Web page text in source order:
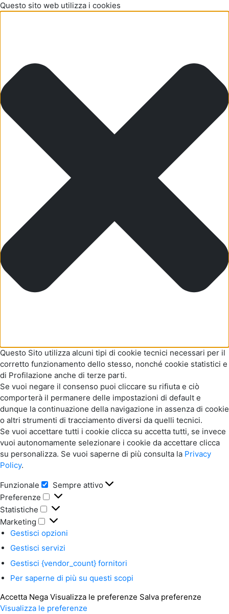
Questo sito web utilizza i cookies
Questo Sito utilizza alcuni tipi di cookie tecnici necessari per il
corretto funzionamento dello stesso, nonché cookie statistici e
di Profilazione anche di terze parti.
Se vuoi negare il consenso puoi cliccare su rifiuta e ciò
comporterà il permanere delle impostazioni di default e
dunque la continuazione della navigazione in assenza di cookie
o altri strumenti di tracciamento diversi da quelli tecnici.
Se vuoi accettare tutti i cookie clicca su accetta tutti, se invece
vuoi autonomamente selezionare i cookie da accettare clicca
su personalizza. Se vuoi saperne di più consulta la Privacy
Policy.
Funzionale Funzionale
Sempre attivo
Preferenze
Preferenze
Statistiche
Statistiche
Marketing
Marketing
Gestisci opzioni
Gestisci servizi
Gestisci {vendor_count} fornitori
Per saperne di più su questi scopi
Accetta Nega Visualizza le preferenze Salva preferenze
Visualizza le preferenze